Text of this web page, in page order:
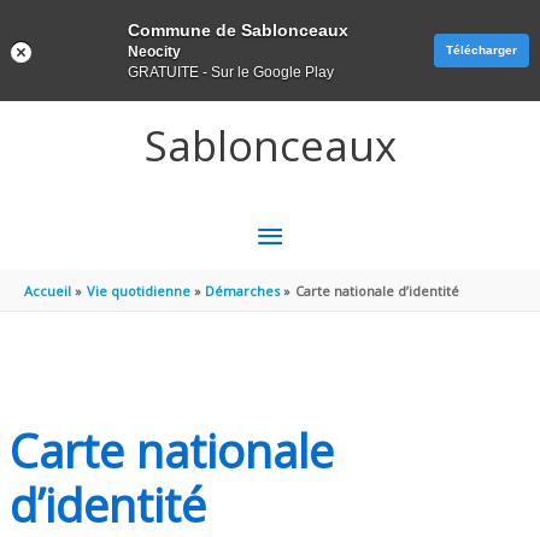
Sablonceaux
MENU
PRINCIPAL
Accueil Vie quotidienne Démarches Carte nationale d’identité
Carte nationale
d’identité
Commune de Sablonceaux
Neocity
GRATUITE - Sur le Google Play
Télécharger